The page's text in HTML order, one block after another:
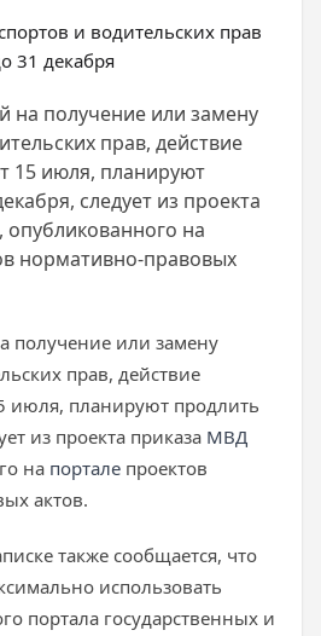
на получение или замену
прав, действие
15 июля, планируют
следует из проекта
на
нормативно-правовых
получение или замену
прав, действие
июля, планируют продлить
из проекта приказа МВД
на портале проектов
актов.
также сообщается, что
использовать
портала государственных и